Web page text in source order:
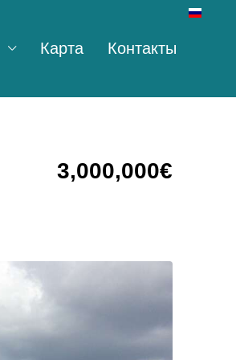
Карта Контакты
3,000,000€